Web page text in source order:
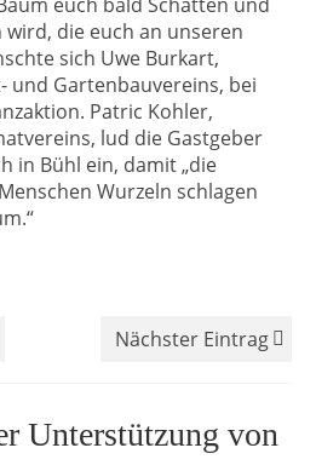
die euch an unseren
sich Uwe Burkart,
und Gartenbauvereins, bei
Patric Kohler,
lud die Gastgeber
in Bühl ein, damit „die
Wurzeln schlagen
Nächster Eintrag
Unterstützung von